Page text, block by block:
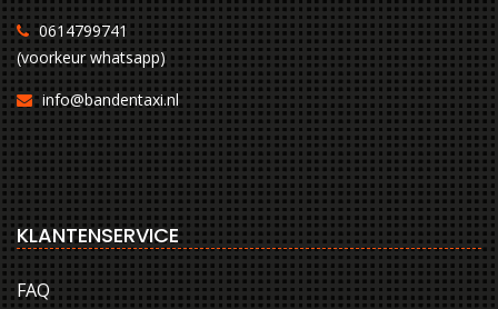
0614799741
(voorkeur whatsapp)
info@bandentaxi.nl
KLANTENSERVICE
FAQ